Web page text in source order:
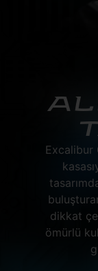
Excalibur
dikkat
ömürlü